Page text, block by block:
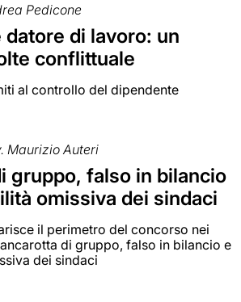
Pedicone
datore di lavoro: un
conflittuale
al controllo del dipendente
Maurizio Auteri
gruppo, falso in bilancio
omissiva dei sindaci
il perimetro del concorso nei
di gruppo, falso in bilancio e
dei sindaci